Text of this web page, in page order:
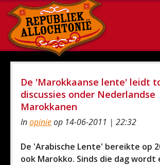
De 'Marokkaanse lente' leidt
discussies onder Nederlandse
Marokkanen
Inopinieop 14-06-2011 | 22:32
De 'Arabische Lente' bereikte op
ook Marokko. Sinds die dag wordt